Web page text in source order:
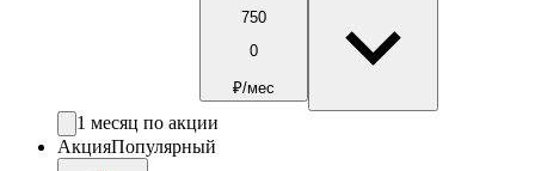
750
0
₽/мес
1 месяц по акции
АкцияПопулярный